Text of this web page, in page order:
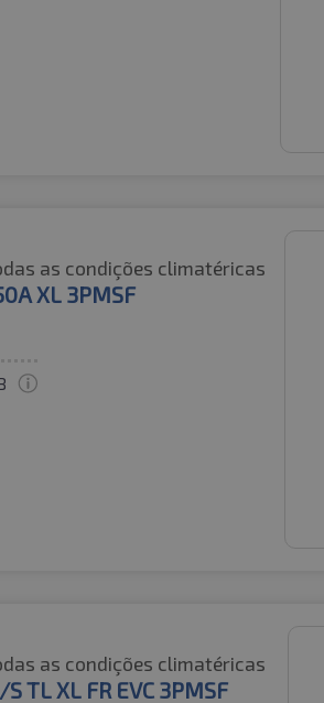
as condições climatéricas
XL 3PMSF
as condições climatéricas
TL XL FR EVC 3PMSF